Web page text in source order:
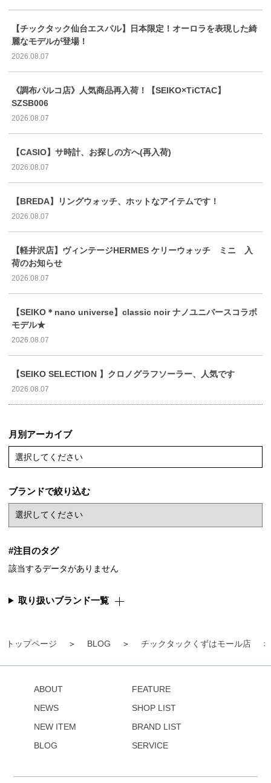
トップページ BLOG チックタックくずはモール店
【チックタック仙台エスパル】日本限定！オーロラを表現した綺
麗なモデルが登場！
2026.08.07
《調布パルコ店》人気商品再入荷！【SEIKO×TiCTAC】
SZSB006
2026.08.07
【CASIO】サ時計、お探しの方へ(再入荷)
2026.08.07
【BREDA】リングウォッチ、ホットなアイテムです！
2026.08.07
【軽井沢店】ヴィンテージHERMES ケリーウォッチ ミニ 入
荷のお知らせ
2026.08.07
【SEIKO＊nano universe】classic noir ナノユニバースコラボ
モデル★
2026.08.07
【SEIKO SELECTION 】クロノグラフソーラー、人気です
2026.08.07
月別アーカイブ
選択してください
ブランドで絞り込む
#注目のタグ
該当するデータがありません
取り扱いブランド一覧
ABOUT
NEWS
NEW ITEM
BLOG
FEATURE
SHOP LIST
BRAND LIST
SERVICE